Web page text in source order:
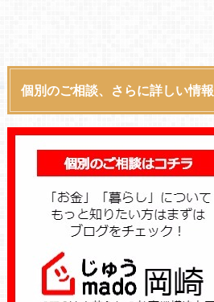
個別のご相談、さらに詳しい情報